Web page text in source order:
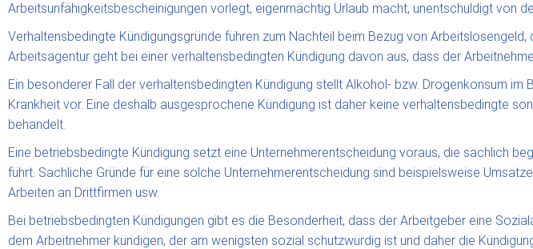
Arbeitsunfähigkeitsbescheinigungen vorlegt, eigenmächtig Urlaub macht, unentschuldigt von
Verhaltensbedingte Kündigungsgründe führen zum Nachteil beim Bezug von
Arbeitsagentur geht bei einer verhaltensbedingten Kündigung davon aus, dass der
Ein besonderer Fall der verhaltensbedingten Kündigung stellt Alkohol- bzw. Drogenkonsum
Krankheit vor. Eine deshalb ausgesprochene Kündigung ist daher keine verhaltensbedingte
behandelt.
Eine betriebsbedingte Kündigung setzt eine Unternehmerentscheidung voraus, die sachlich
führt. Sachliche Gründe für eine solche Unternehmerentscheidung sind beispielsweise
Arbeiten an Drittfirmen usw.
Bei betriebsbedingten Kündigungen gibt es die Besonderheit, dass der Arbeitgeber eine
dem Arbeitnehmer kündigen, der am wenigsten sozial schutzwürdig ist und daher die